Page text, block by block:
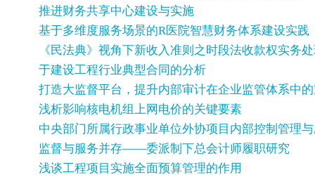
推进财务共享中心建设与实施
基于多维度服务场景的R医院智慧财务体系建设实践
《民法典》视角下新收入准则之时段法收款权实务
于建设工程行业典型合同的分析
打造大监督平台，提升内部审计在企业监管体系中
浅析影响核电机组上网电价的关键要素
中央部门所属行政事业单位外协项目内部控制管理
监督与服务并存——委派制下总会计师履职研究
浅谈工程项目实施全面预算管理的作用